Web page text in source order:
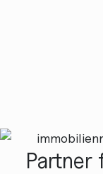
Partner